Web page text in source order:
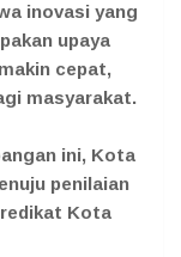
inovasi yang
upaya
cepat,
masyarakat.
ini, Kota
penilaian
Kota